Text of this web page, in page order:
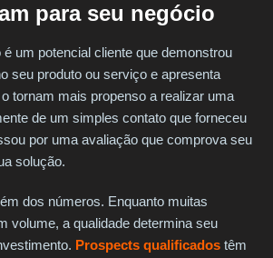
para seu negócio
é um potencial cliente que demonstrou
seu produto ou serviço e apresenta
tornam mais propenso a realizar uma
de um simples contato que forneceu
por uma avaliação que comprova seu
solução.
dos números. Enquanto muitas
volume, a qualidade determina seu
Prospects qualificados têm